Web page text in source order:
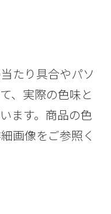
たり具合やパソ
、実際の色味と
ます。商品の色
画像をご参照く